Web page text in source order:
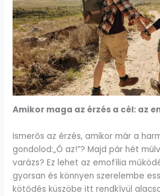
Amikor maga az érzés a cél: az
Ismerős az érzés, amikor már a
gondolod:„Ő az!”? Majd pár hét
varázs? Ez lehet az emofília
gyorsan és könnyen szerelembe
kötődés küszöbe itt rendkívül